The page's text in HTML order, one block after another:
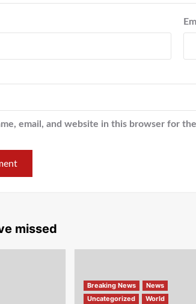
email, and website in this browser for
missed
Breaking News
News
Uncategorized
World